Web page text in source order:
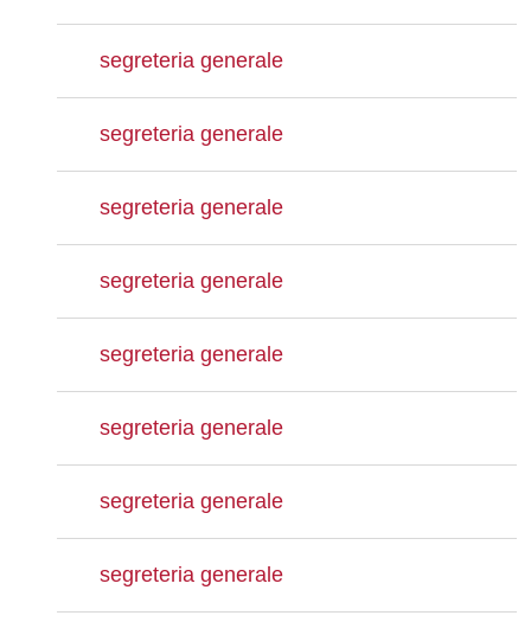
segreteria generale
segreteria generale
segreteria generale
segreteria generale
segreteria generale
segreteria generale
segreteria generale
segreteria generale